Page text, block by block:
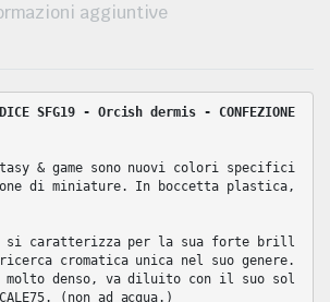
aggiuntive
SFG19 - Orcish dermis - CONFEZIONE
& game sono nuovi colori specifici
di miniature. In boccetta plastica,
si caratterizza per la sua forte brill
cromatica unica nel suo genere.
denso, va diluito con il suo sol
(non ad acqua.)